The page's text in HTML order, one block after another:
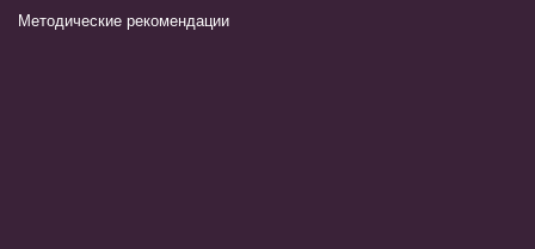
Методические рекомендации